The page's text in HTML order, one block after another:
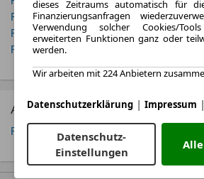
Fiat Ducato
Fiat
Fiat Panda
Fiat
Fiat Talento
Alle Fiat Qubo Fahrzeugtyp
Fiat Qubo Van
dieses Zeitraums automatisch für
Finanzierungsanfragen
Verwendung solcher Cookies/
erweiterten Funktionen ganz oder
werden.
Wir arbeiten mit 224 Anbietern
Datenschutzerklärung | Impressum |
Datenschutz-
Einstellungen